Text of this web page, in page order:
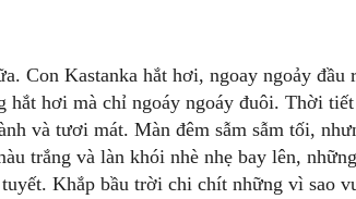
Con Kastanka hắt hơi, ngoay ngoảy đầu
hắt hơi mà chỉ ngoáy ngoáy đuôi. Thời
và tươi mát. Màn đêm sẫm sẫm tối,
trắng và làn khói nhè nhẹ bay lên,
Khắp bầu trời chi chít những vì sao